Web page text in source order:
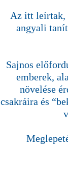
Az itt leírtak,
angyali
Sajnos
emberek,
növelése
csakráira és